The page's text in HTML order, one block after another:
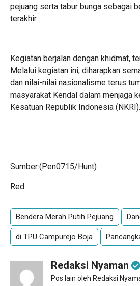
pejuang serta tabur bunga sebagai
terakhir.
Kegiatan berjalan dengan khidmat,
Melalui kegiatan ini, diharapkan
dan nilai-nilai nasionalisme terus
masyarakat Kendal dalam menjaga
Kesatuan Republik Indonesia (NKRI).
Sumber:(Pen0715/Hunt)
Red:
Bendera Merah Putih Pejuang
di TPU Campurejo Boja
Redaksi Nyaman
Pos lain oleh Redaksi